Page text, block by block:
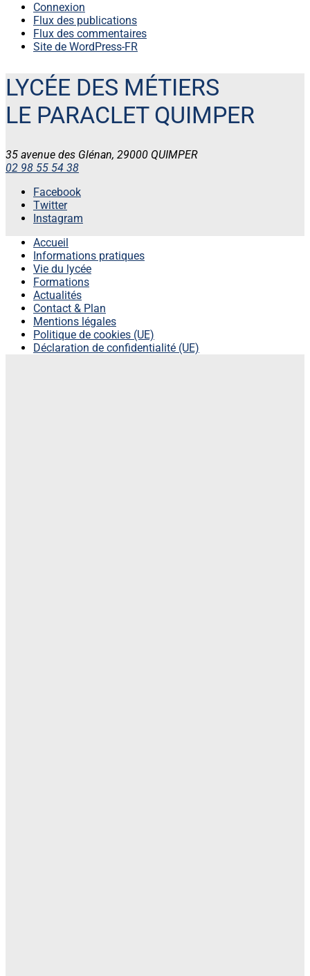
Connexion
Flux des publications
Flux des commentaires
Site de WordPress-FR
LYCÉE DES MÉTIERS
LE PARACLET QUIMPER
35 avenue des Glénan, 29000 QUIMPER
02 98 55 54 38
Facebook
Twitter
Instagram
Accueil
Informations pratiques
Vie du lycée
Formations
Actualités
Contact & Plan
Mentions légales
Politique de cookies (UE)
Déclaration de confidentialité (UE)